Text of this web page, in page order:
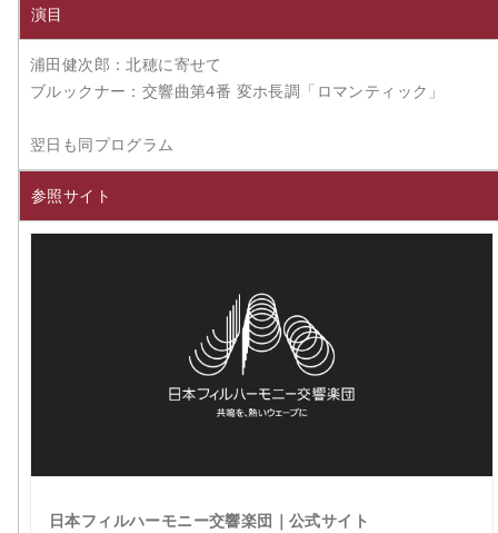
演目
浦田健次郎：北穂に寄せて
ブルックナー：交響曲第4番 変ホ長調「ロマンティック」
翌日も同プログラム
参照サイト
日本フィルハーモニー交響楽団｜公式サイト